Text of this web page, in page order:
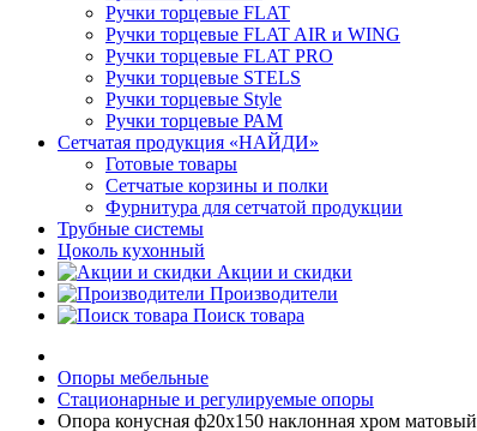
Ручки торцевые FLAT
Ручки торцевые FLAT AIR и WING
Ручки торцевые FLAT PRO
Ручки торцевые STELS
Ручки торцевые Style
Ручки торцевые РАМ
Сетчатая продукция «НАЙДИ»
Готовые товары
Сетчатые корзины и полки
Фурнитура для сетчатой продукции
Трубные системы
Цоколь кухонный
Акции и скидки
Производители
Поиск товара
Опоры мебельные
Стационарные и регулируемые опоры
Опора конусная ф20х150 наклонная хром матовый